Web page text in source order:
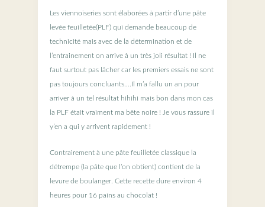
Les viennoiseries sont élaborées à partir d’une pâte
levée feuilletée(PLF) qui demande beaucoup de
technicité mais avec de la détermination et de
l’entrainement on arrive à un très joli résultat ! Il ne
faut surtout pas lâcher car les premiers essais ne sont
pas toujours concluants….Il m’a fallu un an pour
arriver à un tel résultat hihihi mais bon dans mon cas
la PLF était vraiment ma bête noire ! Je vous rassure il
y’en a qui y arrivent rapidement !
Contrairement à une pâte feuilletée classique la
détrempe (la pâte que l’on obtient) contient de la
levure de boulanger. Cette recette dure environ 4
heures pour 16 pains au chocolat !